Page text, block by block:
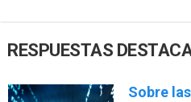
RESPUESTAS
Sobre